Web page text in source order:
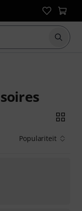
Zoek
Populariteit